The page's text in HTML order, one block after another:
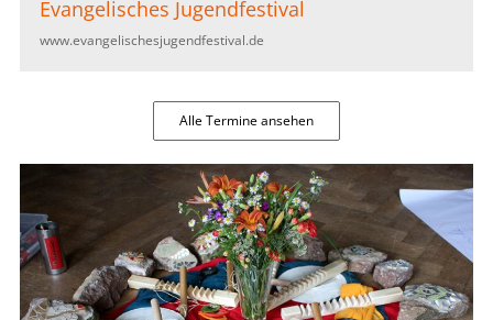
Evangelisches Jugendfestival
www.evangelischesjugendfestival.de
Alle Termine ansehen